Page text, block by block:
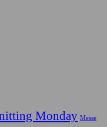
Monday Messe